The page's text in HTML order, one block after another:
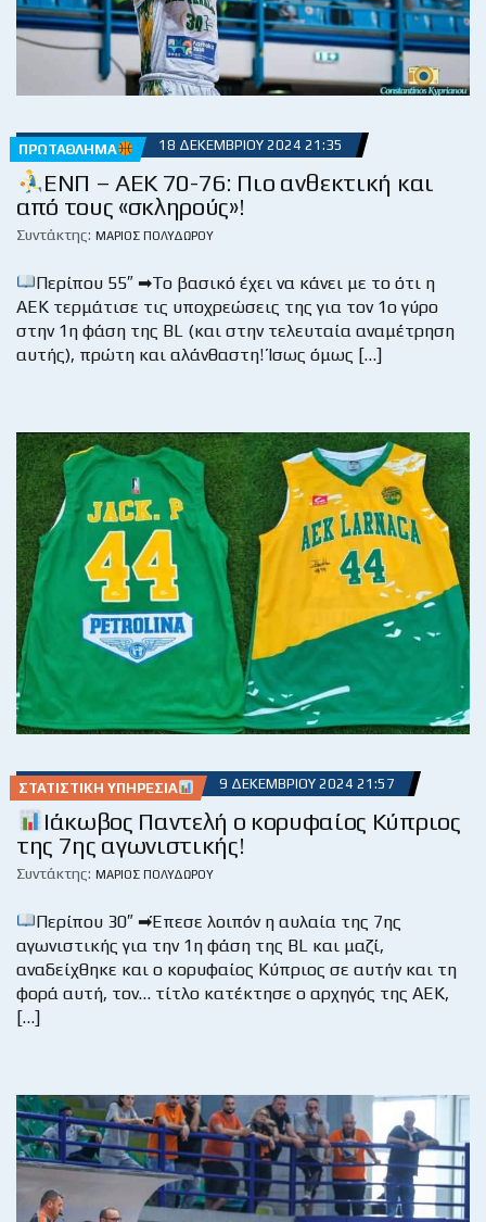
ΠΡΩΤΆΘΛΗΜΑ 18 ΔΕΚΕΜΒΡΊΟΥ 2024 21:35
ENΠ – AEK 70-76: Πιο ανθεκτική και
από τους «σκληρούς»!
Συντάκτης: ΜΆΡΙΟΣ ΠΟΛΥΔΏΡΟΥ
Περίπου 55″ ➡Το βασικό έχει να κάνει με το ότι η
ΑΕΚ τερμάτισε τις υποχρεώσεις της για τον 1ο γύρο
στην 1η φάση της BL (και στην τελευταία αναμέτρηση
αυτής), πρώτη και αλάνθαστη! Ίσως όμως […]
ΣΤΑΤΙΣΤΙΚΉ ΥΠΗΡΕΣΊΑ 9 ΔΕΚΕΜΒΡΊΟΥ 2024 21:57
Ιάκωβος Παντελή ο κορυφαίος Κύπριος
της 7ης αγωνιστικής!
Συντάκτης: ΜΆΡΙΟΣ ΠΟΛΥΔΏΡΟΥ
Περίπου 30″ ➡Έπεσε λοιπόν η αυλαία της 7ης
αγωνιστικής για την 1η φάση της BL και μαζί,
αναδείχθηκε και ο κορυφαίος Κύπριος σε αυτήν και τη
φορά αυτή, τον… τίτλο κατέκτησε ο αρχηγός της ΑΕΚ,
[…]